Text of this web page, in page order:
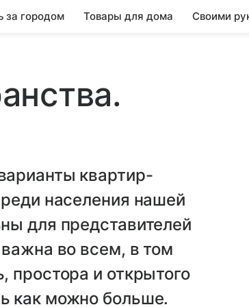
за городом Товары для дома Своими
квартир-
населения нашей
для представителей
во всем, в том
простора и открытого
как можно больше.